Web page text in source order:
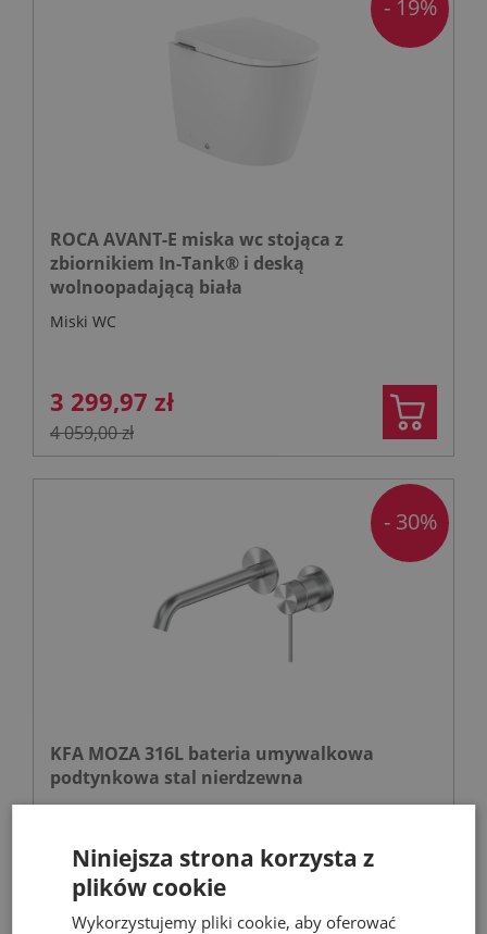
ROCA AVANT-E miska wc stojąca z
zbiornikiem In-Tank® i deską
wolnoopadającą biała
Miski WC
3 299,97 zł
4 059,00 zł
- 19%
KFA MOZA 316L bateria umywalkowa
podtynkowa stal nierdzewna
567,40 zł
- 30%
Niniejsza strona korzysta z
plików cookie
Wykorzystujemy pliki cookie, aby oferować